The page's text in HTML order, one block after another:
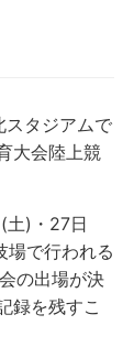
タジアムで
大会陸上競
土)・27日
場で行われる
の出場が決
録を残すこ